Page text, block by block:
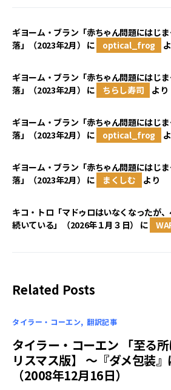
ギヨーム・ブラン「赤ちゃん問題にはじ
落」（2023年2月） に optical_frog
ギヨーム・ブラン「赤ちゃん問題にはじ
落」（2023年2月） に ちらし寿司 より
ギヨーム・ブラン「赤ちゃん問題にはじ
落」（2023年2月） に optical_frog
ギヨーム・ブラン「赤ちゃん問題にはじ
落」（2023年2月） に まくしむ より
キコ・トロ「マドゥロはいなくなったが
続いている」（2026年１月３日）
に
Related Posts
タイラー・コーエン 翻訳記事
タイラー・コーエン 「至る
リスマス版】 ～『ダメ包装』
（2008年12月16日）